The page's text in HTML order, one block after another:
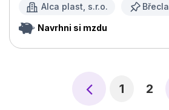
Alca plast, s.r.o.
Navrhni si mzdu
1 2